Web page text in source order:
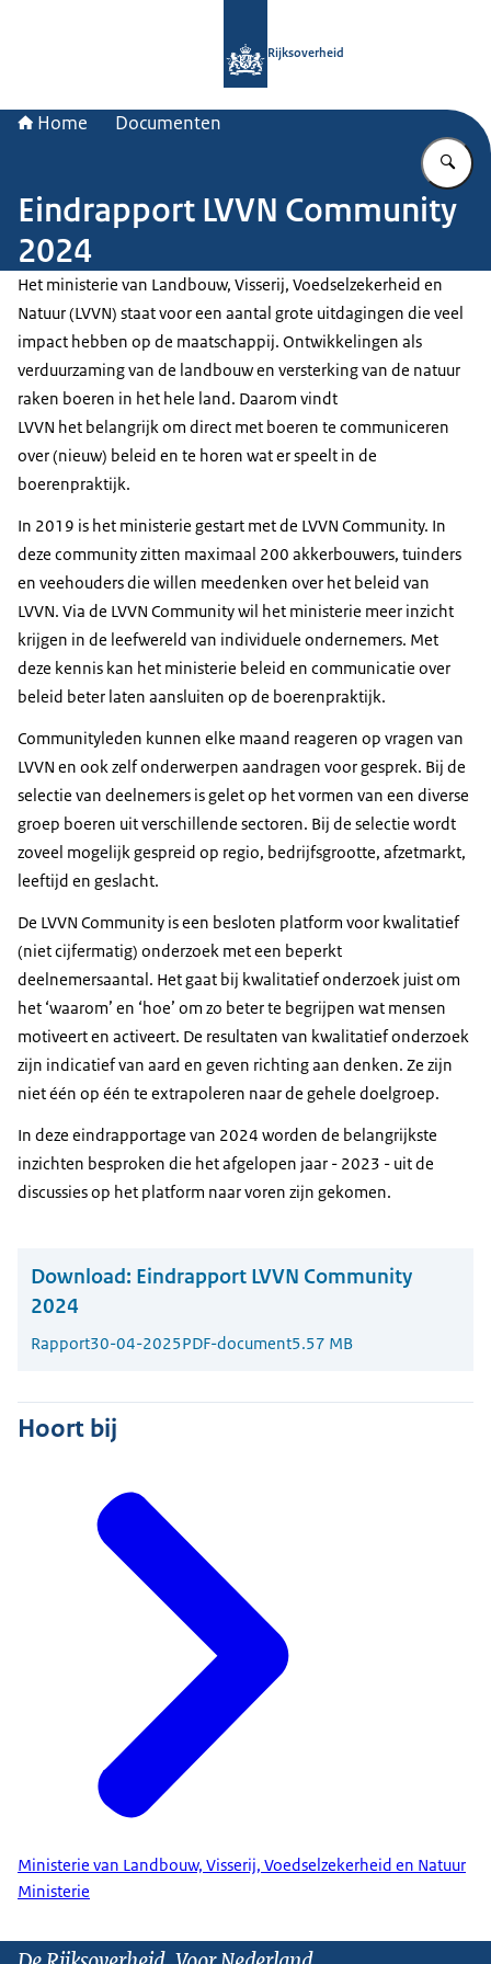
Rijksoverheid
Home Documenten
Eindrapport LVVN Community
2024
Het ministerie van Landbouw, Visserij, Voedselzekerheid en
Natuur (LVVN) staat voor een aantal grote uitdagingen die veel
impact hebben op de maatschappij. Ontwikkelingen als
verduurzaming van de landbouw en versterking van de natuur
raken boeren in het hele land. Daarom vindt
LVVN het belangrijk om direct met boeren te communiceren
over (nieuw) beleid en te horen wat er speelt in de
boerenpraktijk.
In 2019 is het ministerie gestart met de LVVN Community. In
deze community zitten maximaal 200 akkerbouwers, tuinders
en veehouders die willen meedenken over het beleid van
LVVN. Via de LVVN Community wil het ministerie meer inzicht
krijgen in de leefwereld van individuele ondernemers. Met
deze kennis kan het ministerie beleid en communicatie over
beleid beter laten aansluiten op de boerenpraktijk.
Communityleden kunnen elke maand reageren op vragen van
LVVN en ook zelf onderwerpen aandragen voor gesprek. Bij de
selectie van deelnemers is gelet op het vormen van een diverse
groep boeren uit verschillende sectoren. Bij de selectie wordt
zoveel mogelijk gespreid op regio, bedrijfsgrootte, afzetmarkt,
leeftijd en geslacht.
De LVVN Community is een besloten platform voor kwalitatief
(niet cijfermatig) onderzoek met een beperkt
deelnemersaantal. Het gaat bij kwalitatief onderzoek juist om
het ‘waarom’ en ‘hoe’ om zo beter te begrijpen wat mensen
motiveert en activeert. De resultaten van kwalitatief onderzoek
zijn indicatief van aard en geven richting aan denken. Ze zijn
niet één op één te extrapoleren naar de gehele doelgroep.
In deze eindrapportage van 2024 worden de belangrijkste
inzichten besproken die het afgelopen jaar - 2023 - uit de
discussies op het platform naar voren zijn gekomen.
Download: Eindrapport LVVN Community
2024
Rapport30-04-2025PDF-document5.57 MB
Hoort bij
Ministerie van Landbouw, Visserij, Voedselzekerheid en Natuur
Ministerie